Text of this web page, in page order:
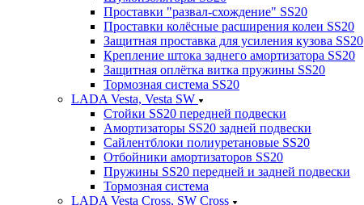
Проставки "развал-схождение" SS20
Проставки колёсные расширения колеи SS20
Защитная проставка для усиления кузова SS20
Крепление штока заднего амортизатора SS20
Защитная оплётка витка пружины SS20
Тормозная система SS20
LADA Vesta, Vesta SW
Стойки SS20 передней подвески
Амортизаторы SS20 задней подвески
Сайлентблоки полиуретановые SS20
Отбойники амортизаторов SS20
Пружины SS20 передней и задней подвески
Тормозная система
LADA Vesta Cross, SW Cross